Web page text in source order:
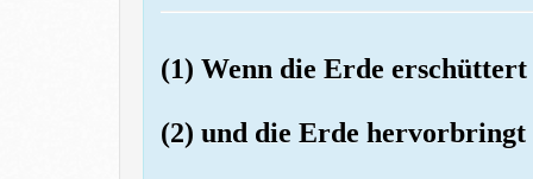
(1) Wenn die Erde
(2) und die Erde